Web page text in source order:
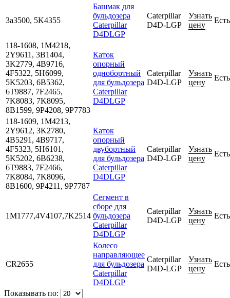
3а3500, 5K4355
Башмак для
бульдозера
Caterpillar
D4DLGP
Caterpillar
D4D-LGP
Узнать
цену
Есть
118-1608, 1M4218,
2Y9611, 3B1404,
3K2779, 4B9716,
4F5322, 5H6099,
5K5203, 6B5362,
6T9887, 7F2465,
7K8083, 7K8095,
8B1599, 9P4208, 9P7783
Каток
опорный
однобортный
для бульдозера
Caterpillar
D4DLGP
Caterpillar
D4D-LGP
Узнать
цену
Есть
118-1609, 1M4213,
2Y9612, 3K2780,
4B5291, 4B9717,
4F5323, 5H6101,
5K5202, 6B6238,
6T9883, 7F2466,
7K8084, 7K8096,
8B1600, 9P4211, 9P7787
Каток
опорный
двубортный
для бульдозера
Caterpillar
D4DLGP
Caterpillar
D4D-LGP
Узнать
цену
Есть
1M1777,4V4107,7K2514
Сегмент в
сборе для
бульдозера
Caterpillar
D4DLGP
Caterpillar
D4D-LGP
Узнать
цену
Есть
CR2655
Колесо
направляющее
для бульдозера
Caterpillar
D4DLGP
Caterpillar
D4D-LGP
Узнать
цену
Есть
Показывать по: